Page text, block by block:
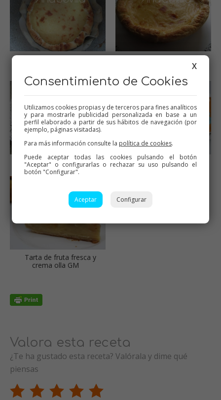
Adornar con la fruta fresca Tarta de frutas en olla GM
Tarta de fruta fresca y
crema olla GM
Valora esta receta
¿Te ha gustado esta receta? Valórala y dime qué
piensas
X
Consentimiento de Cookies
Utilizamos cookies propias y de terceros para fines analíticos
y para mostrarle publicidad personalizada en base a un
perfil elaborado a partir de sus hábitos de navegación (por
ejemplo, páginas visitadas).
Para más información consulte la política de cookies.
Puede aceptar todas las cookies pulsando el botón
"Aceptar" o configurarlas o rechazar su uso pulsando el
botón "Configurar".
Aceptar Configurar